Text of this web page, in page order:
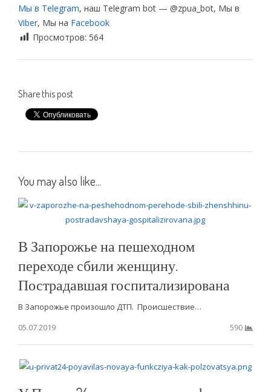
Мы в Telegram, наш Telegram bot — @zpua_bot, Мы в
Viber, Мы на Facebook
Просмотров: 564
Share this post
You may also like...
В Запорожье на пешеходном
переходе сбили женщину.
Пострадавшая госпитализирована
В Запорожье произошло ДТП. Происшествие…
05.07.2019
590